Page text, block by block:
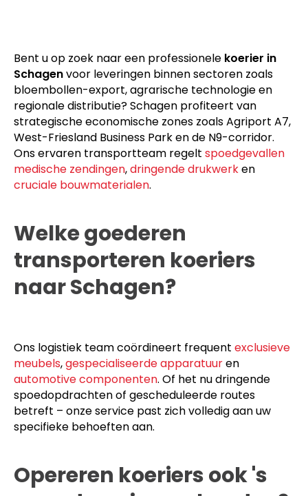
Bent u op zoek naar een professionele koerier in
Schagenvoor leveringen binnen sectoren zoals
bloembollen-export, agrarische technologie en
regionale distributie? Schagen profiteert van
strategische economische zones zoals Agriport A7,
West-Friesland Business Park en de N9-corridor.
Ons ervaren transportteam regelt spoedgevallen
medische zendingen,dringende drukwerken
cruciale bouwmaterialen.
Welke goederen
transporteren koeriers
naar Schagen?
Ons logistiek team coördineert frequent exclusieve
meubels,gespecialiseerde apparatuuren
automotive componenten. Of het nu dringende
spoedopdrachten of gescheduleerde routes
betreft – onze service past zich volledig aan uw
specifieke behoeften aan.
Opereren koeriers ook 's